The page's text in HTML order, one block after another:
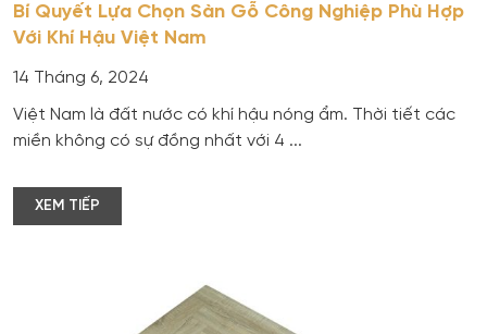
Bí Quyết Lựa Chọn Sàn Gỗ Công Nghiệp Phù Hợp
Với Khí Hậu Việt Nam
14 Tháng 6, 2024
Việt Nam là đất nước có khí hậu nóng ẩm. Thời tiết các
miền không có sự đồng nhất với 4 ...
XEM TIẾP